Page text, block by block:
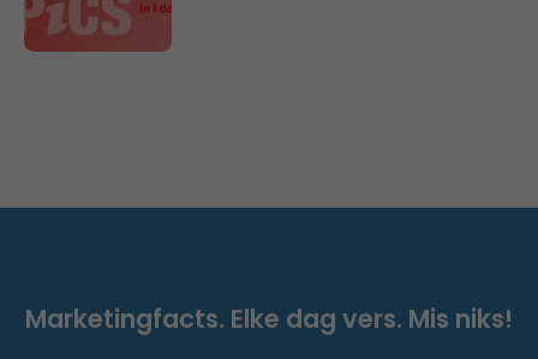
Marketingfacts. Elke dag vers. Mis niks!